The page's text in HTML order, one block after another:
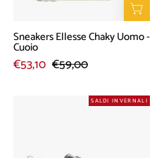
Sneakers Ellesse Chaky Uomo -
Cuoio
€53,10 €59,00
Sneakers
SALDI INVERNALI